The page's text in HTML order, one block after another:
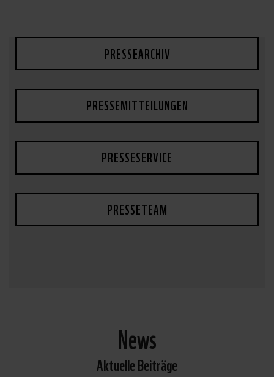
PRESSEARCHIV
PRESSEMITTEILUNGEN
PRESSESERVICE
PRESSETEAM
News
Aktuelle Beiträge